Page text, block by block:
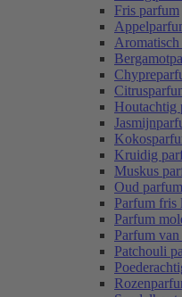
Fris parfum
Houtachtig
Kruidig
Muskus
Oud parfum
Parfum fris
Parfum
Parfum
Patchouli